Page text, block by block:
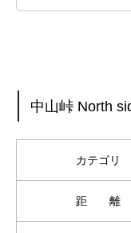
中山峠 North
カテゴリ
距 離